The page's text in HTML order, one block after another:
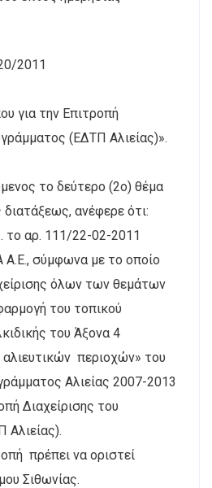
2011
για την Επιτροπή
(ΕΔΤΠ Αλιείας)».
το δεύτερο (2ο) θέμα
ανέφερε ότι:
το αρ. 111/22-02-2011
σύμφωνα με το οποίο
όλων των θεμάτων
του τοπικού
του Άξονα 4
περιοχών» του
Αλιείας 2007-2013
Διαχείρισης του
πρέπει να οριστεί
Σιθωνίας.